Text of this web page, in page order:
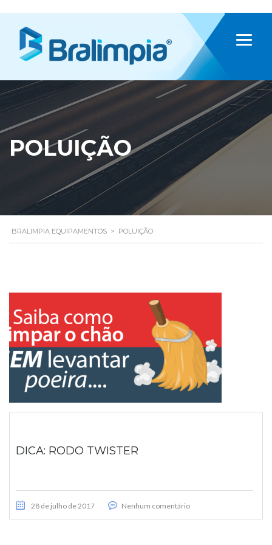
POLUIÇÃO
BRALIMPIA EQUIPAMENTOS > POLUIÇÃO
DICA: RODO TWISTER
28 de julho de 2017 Nenhum comentário